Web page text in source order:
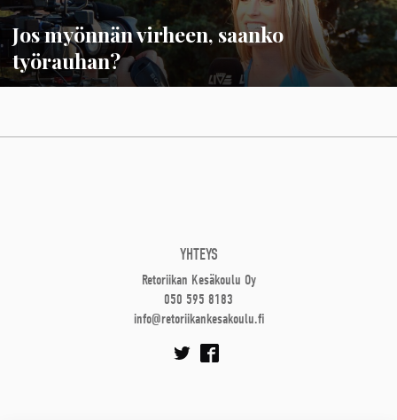
Jos myönnän virheen, saanko
työrauhan?
YHTEYS
Retoriikan Kesäkoulu Oy
050 595 8183
info@retoriikankesakoulu.fi